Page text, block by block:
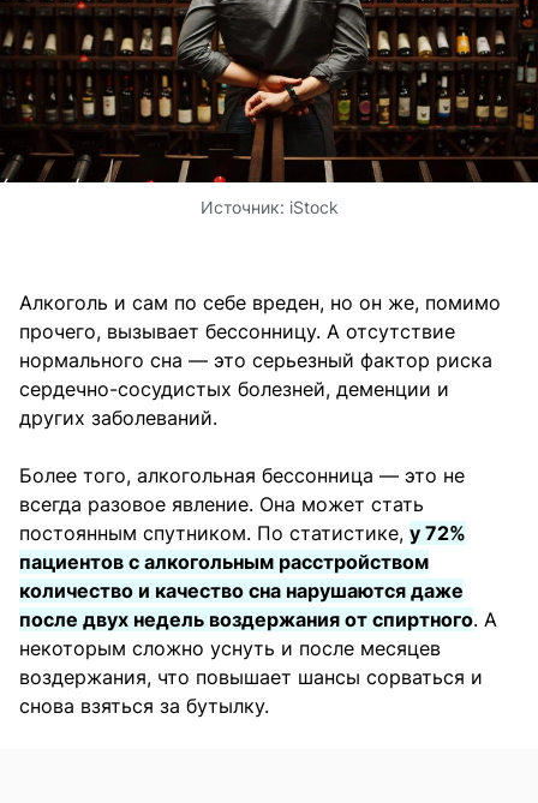
Источник: iStock
Алкоголь и сам по себе вреден, но он же, помимо
прочего, вызывает бессонницу. А отсутствие
нормального сна — это серьезный фактор риска
сердечно-сосудистых болезней, деменции и
других заболеваний.
Более того, алкогольная бессонница — это не
всегда разовое явление. Она может стать
постоянным спутником. По статистике, у 72%
пациентов с алкогольным расстройством
количество и качество сна нарушаются даже
после двух недель воздержания от спиртного. А
некоторым сложно уснуть и после месяцев
воздержания, что повышает шансы сорваться и
снова взяться за бутылку.